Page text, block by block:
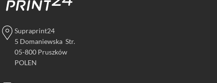
Supraprint24
5 Domaniewska Str.
05-800 Pruszków
POLEN